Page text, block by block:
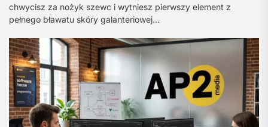
chwycisz za nożyk szewc i wytniesz pierwszy element z
pełnego bławatu skóry galanteriowej...